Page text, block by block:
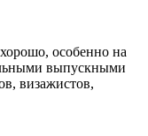
особенно на
выпускными
визажистов,